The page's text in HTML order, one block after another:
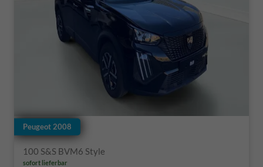
Peugeot 2008
100 S&S BVM6 Style
sofort lieferbar